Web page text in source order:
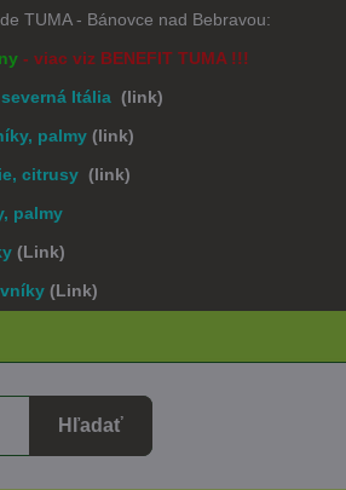
TUMA - Bánovce nad Bebravou:
- viac viz BENEFIT TUMA !!!
severná Itália(link)
palmy (link)
citrusy(link)
palmy
(Link)
(Link)
Hľadať